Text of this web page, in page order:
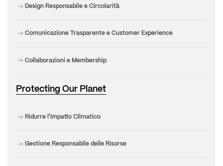
Design Responsabile e Circolarità
Comunicazione Trasparente e Customer Experience
Collaborazioni e Membership
Protecting Our Planet
Ridurre l'Impatto Climatico
Gestione Responsabile delle Risorse